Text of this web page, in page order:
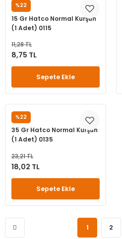
%22
HATCO
15 Gr Hatco Normal Kurşun
(1 Adet) 0115
11,28 TL
8,75 TL
Sepete Ekle
%22
HATCO
35 Gr Hatco Normal Kurşun
(1 Adet) 0135
23,21 TL
18,02 TL
Sepete Ekle
1 2